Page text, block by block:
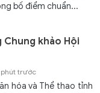
bố điểm chuẩn...
khảo Hội
trước
hóa và Thể thao tỉnh